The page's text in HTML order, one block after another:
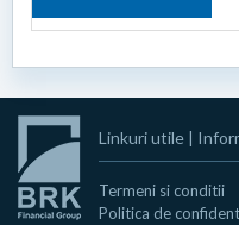
Linkuri utile |
Termeni si conditii
Politica de